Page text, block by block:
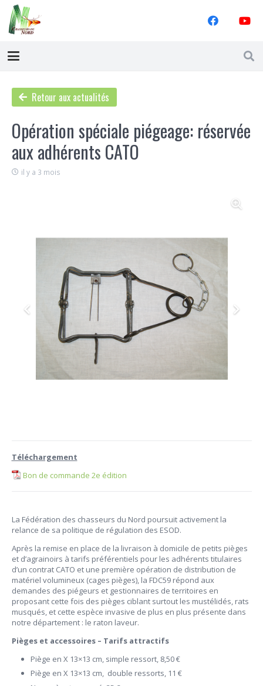
Retour aux actualités
Opération spéciale piégeage: réservée
aux adhérents CATO
il y a 3 mois
Téléchargement
Bon de commande 2e édition
La Fédération des chasseurs du Nord poursuit activement la
relance de sa politique de régulation des ESOD.
Après la remise en place de la livraison à domicile de petits pièges
et d’agrainoirs à tarifs préférentiels pour les adhérents titulaires
d’un contrat CATO et une première opération de distribution de
matériel volumineux (cages pièges), la FDC59 répond aux
demandes des piégeurs et gestionnaires de territoires en
proposant cette fois des pièges ciblant surtout les mustélidés, rats
musqués, et cette espèce invasive de plus en plus présente dans
notre département : le raton laveur.
Pièges et accessoires – Tarifs attractifs
Piège en X 13×13 cm, simple ressort, 8,50 €
Piège en X 13×13 cm, double ressorts, 11 €